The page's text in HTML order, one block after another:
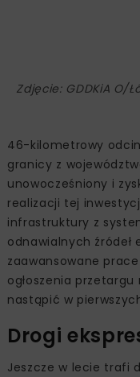
Zdjęcie: GDDKiA
46-kilometrowy
granicy z
unowocześniony i
realizacji tej
infrastruktury z
odnawialnych źródeł
zaawansowane
ogłoszenia
nastąpić w
Drogi
Jeszcze w lecie trafi